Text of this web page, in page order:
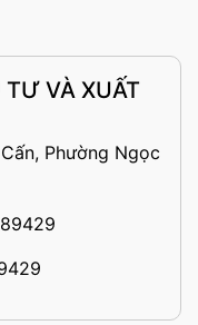
VÀ XUẤT
Phường Ngọc